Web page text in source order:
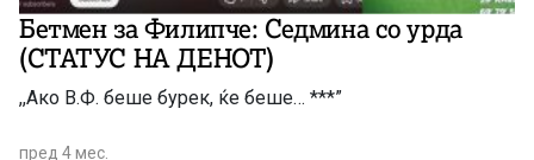
Бетмен за Филипче: Седмина со урда
(СТАТУС НА ДЕНОТ)
,,Ако В.Ф. беше бурек, ќе беше… ***”
пред 4 мес.